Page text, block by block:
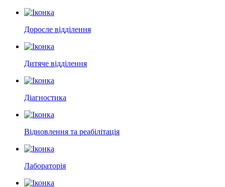
Доросле відділення
Дитяче відділення
Діагностика
Відновлення та реабілітація
Лабораторія